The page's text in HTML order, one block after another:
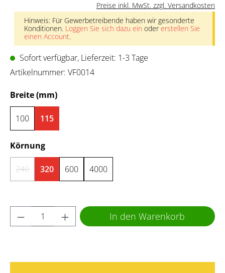
Preise inkl. MwSt. zzgl. Versandkosten
Hinweis: Für Gewerbetreibende haben wir gesonderte
Konditionen. Loggen Sie sich dazu ein odererstellen Sie
einen Account.
Sofort verfügbar, Lieferzeit: 1-3 Tage
Artikelnummer: VF0014
Breite (mm)auswählen
100 115
Körnungauswählen
240(Diese Option ist zurzeit nicht verfügbar.)
320 600 4000
Produkt Anzahl: Gib den gewünschten
In den Warenkorb